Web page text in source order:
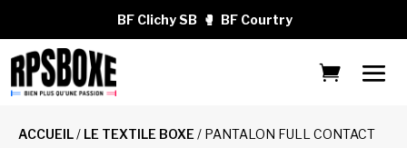
BF Clichy SB 🥊 BF Courtry
ACCUEIL/ LE TEXTILE BOXE / PANTALON FULL CONTACT